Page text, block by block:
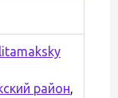
район,